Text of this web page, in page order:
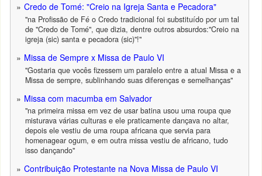
Credo de Tomé: "Creio na Igreja Santa e Pecadora"
"na Profissão de Fé o Credo tradicional foi substituído por um tal
de "Credo de Tomé", que dizia, dentre outros absurdos:"Creio na
igreja (sic) santa e pecadora (sic)"!"
Missa de Sempre x Missa de Paulo VI
"Gostaria que vocês fizessem um paralelo entre a atual Missa e a
Missa de sempre, sublinhando suas diferenças e semelhanças"
Missa com macumba em Salvador
"na primeira missa em vez de usar batina usou uma roupa que
misturava várias culturas e ele praticamente dançava no altar,
depois ele vestiu de uma roupa africana que servia para
homenagear ogum, e em outra missa vestiu de africano, tudo
isso dançando"
Contribuição Protestante na Nova Missa de Paulo VI